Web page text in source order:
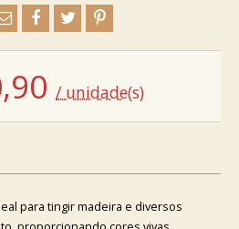
/ unidade(s)
para tingir madeira e diversos